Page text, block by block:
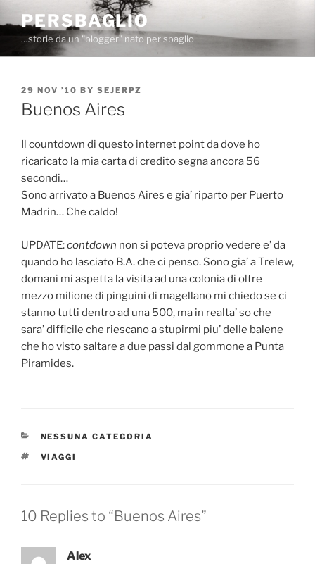
to
content
PERSBAGLIO
…storie da un "blogger" nato per sbaglio
POSTED
ON
29 NOV ’10 BY SEJERPZ
Buenos Aires
Il countdown di questo internet point da dove ho
ricaricato la mia carta di credito segna ancora 56
secondi…
Sono arrivato a Buenos Aires e gia’ riparto per Puerto
Madrin… Che caldo!
UPDATE:contdown non si poteva proprio vedere e’ da
quando ho lasciato B.A. che ci penso. Sono gia’ a Trelew,
domani mi aspetta la visita ad una colonia di oltre
mezzo milione di pinguini di magellano mi chiedo se ci
stanno tutti dentro ad una 500, ma in realta’ so che
sara’ difficile che riescano a stupirmi piu’ delle balene
che ho visto saltare a due passi dal gommone a Punta
Piramides.
CATEGORIES
NESSUNA CATEGORIA
TAGS
VIAGGI
10 Replies to “Buenos Aires”
Alex